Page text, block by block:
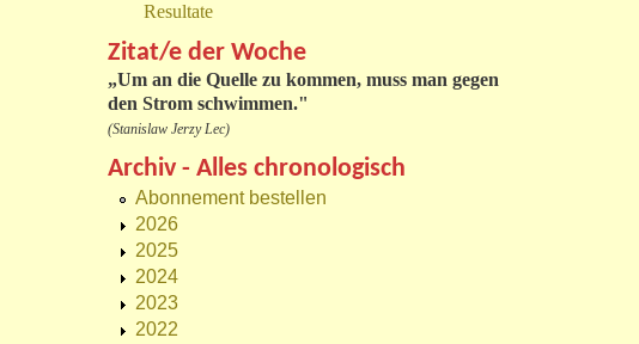
Resultate
Zitat/e der Woche
„Um an die Quelle zu kommen, muss man gegen
den Strom schwimmen."
(Stanislaw Jerzy Lec)
Archiv - Alles chronologisch
Abonnement bestellen
2026
2025
2024
2023
2022